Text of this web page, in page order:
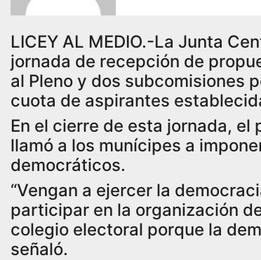
LICEY AL MEDIO.-La Junta
jornada de recepción de
al Pleno y dos subcomisiones
cuota de aspirantes
En el cierre de esta jornada, el
llamó a los munícipes a
democráticos.
“Vengan a ejercer la
participar en la organización
colegio electoral porque la
señaló.